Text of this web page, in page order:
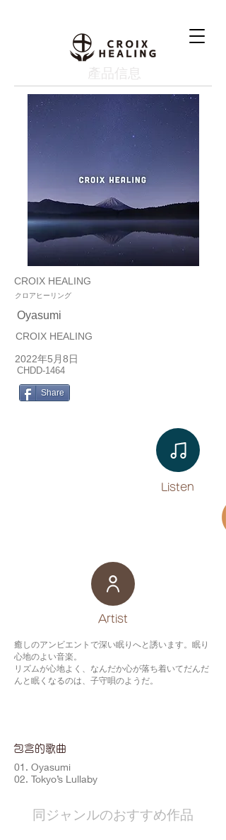
產品信息
CROIX HEALING
クロアヒーリング
Oyasumi
CROIX HEALING
2022年5月8日
CHDD-1464
Share
Listen​
​Artist
癒しのアンビエントで深い眠りへと誘います。眠り
心地のよい音楽。
リズムが心地よく、なんだか心が落ち着いてだんだ
んと眠くなるのは、子守唄のようだ。
包含的歌曲
01. Oyasumi
02. Tokyo’s Lullaby
​同ジャンルのおすすめ作品